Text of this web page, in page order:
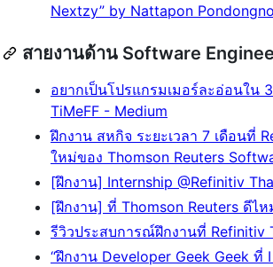
Nextzy” by Nattapon
สายงานด้าน Software
อยากเป็นโปรแกรมเมอร์ละอ่อนใน
TiMeFF - Medium
ฝึกงาน สหกิจ ระยะเวลา 7 เดือนที่
ใหม่ของ Thomson Reuters
[ฝึกงาน] Internship @Refinitiv
[ฝึกงาน] ที่ Thomson Reuters ดีไห
รีวิวประสบการณ์ฝึกงานที่ Refinitiv
“ฝึกงาน Developer Geek Geek ที่